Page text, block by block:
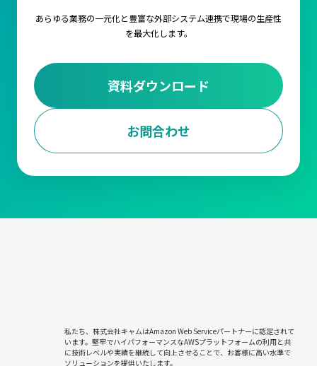
あらゆる業務の一元化と豊富な外部システム連携で現場の生産性
を最大化します。
資料ダウンロード
お問合わせ
私たち、株式会社キャムはAmazon Web Serviceパートナーに認定されて
います。堅牢でハイパフォーマンスなAWSプラットフォームの利用と共
に技術レベルや実績を継続して向上させることで、お客様に高い水準で
ソリューションを提供いたします。